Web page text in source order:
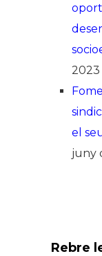
2023
el
juny
Rebre